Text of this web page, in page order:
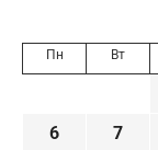
Пн Вт
6
7